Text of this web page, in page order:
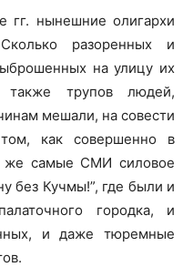
нынешние олигархи
разоренных и
на улицу их
также трупов людей,
мешали, на совести
как совершенно в
же самые СМИ силовое
без Кучмы!”, где были и
городка, и
и даже тюремные